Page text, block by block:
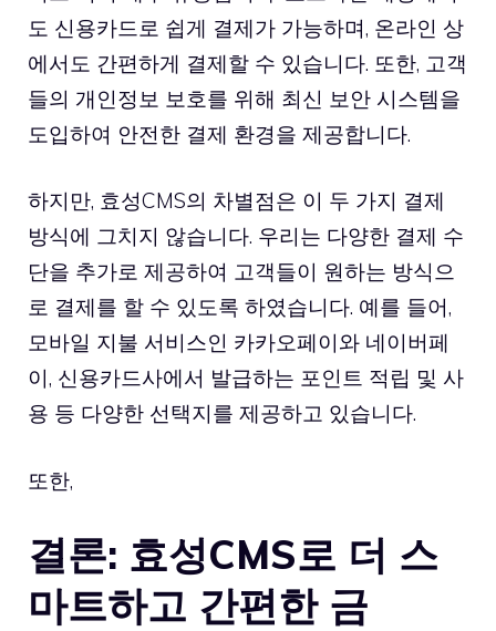
도 신용카드로 쉽게 결제가 가능하며, 온라인 상
에서도 간편하게 결제할 수 있습니다. 또한, 고객
들의 개인정보 보호를 위해 최신 보안 시스템을
도입하여 안전한 결제 환경을 제공합니다.
하지만, 효성CMS의 차별점은 이 두 가지 결제
방식에 그치지 않습니다. 우리는 다양한 결제 수
단을 추가로 제공하여 고객들이 원하는 방식으
로 결제를 할 수 있도록 하였습니다. 예를 들어,
모바일 지불 서비스인 카카오페이와 네이버페
이, 신용카드사에서 발급하는 포인트 적립 및 사
용 등 다양한 선택지를 제공하고 있습니다.
또한,
결론: 효성CMS로 더 스
마트하고 간편한 금